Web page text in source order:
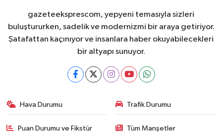
gazeteeksprescom, yepyeni temasıyla sizleri
buluştururken, sadelik ve modernizmi bir araya getiriyor.
Şatafattan kaçınıyor ve insanlara haber okuyabilecekleri
bir altyapı sunuyor.
Hava Durumu Trafik Durumu
Puan Durumu ve Fikstür Tüm Manşetler